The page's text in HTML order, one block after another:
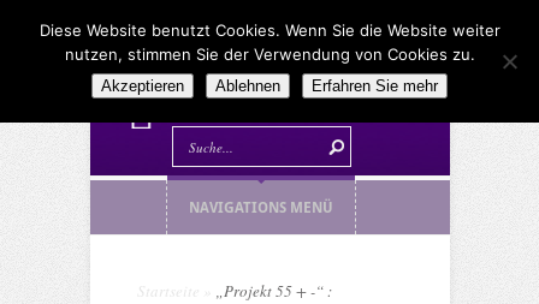
NAVIGATIONS MENÜ
Startseite
„Projekt 55 + -“ :
Diese Website benutzt Cookies. Wenn Sie die Website weiter
nutzen, stimmen Sie der Verwendung von Cookies zu.
Akzeptieren Ablehnen Erfahren Sie mehr